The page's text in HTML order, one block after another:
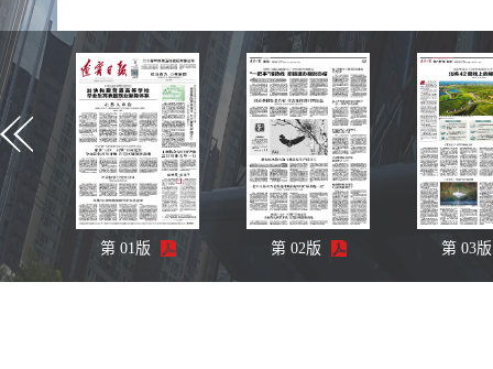
第 01版 第 02版 第 03版